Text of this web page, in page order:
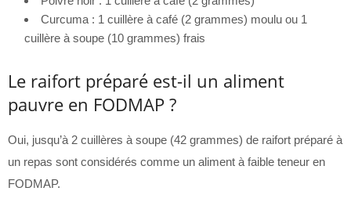
Curcuma : 1 cuillère à café (2 grammes) moulu ou 1
cuillère à soupe (10 grammes) frais
Le raifort préparé est-il un aliment
pauvre en FODMAP ?
Oui, jusqu’à 2 cuillères à soupe (42 grammes) de raifort préparé à
un repas sont considérés comme un aliment à faible teneur en
FODMAP.